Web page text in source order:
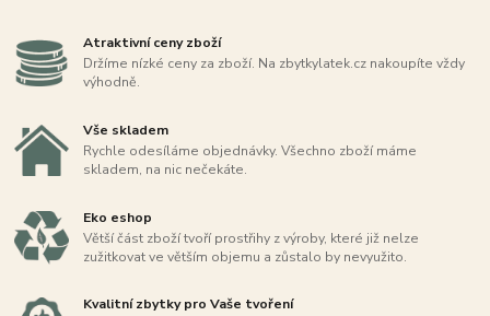
Atraktivní ceny zboží
Držíme nízké ceny za zboží. Na zbytkylatek.cz nakoupíte vždy
výhodně.
Vše skladem
Rychle odesíláme objednávky. Všechno zboží máme
skladem, na nic nečekáte.
Eko eshop
Větší část zboží tvoří prostřihy z výroby, které již nelze
zužitkovat ve větším objemu a zůstalo by nevyužito.
Kvalitní zbytky pro Vaše tvoření